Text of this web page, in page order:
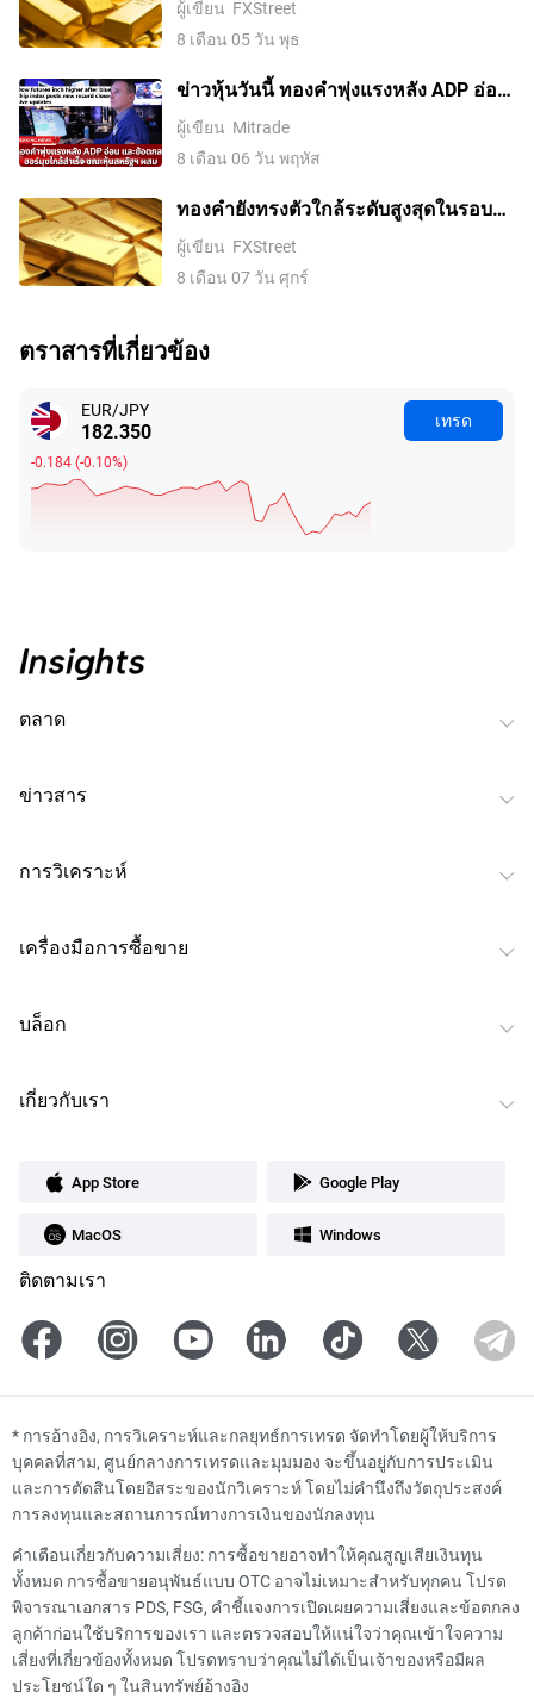
สหรัฐอ่อนค่าลงจากความหวังในข้อตกลง
อิหร่านและการเก็งการขึ้นดอกเบี้ยของ
เฟดที่ลดลง
ผู้เขียน FXStreet
8 เดือน 05 วัน พุธ
ข่าวหุ้นวันนี้ ทองคำพุ่งแรงหลัง ADP อ่อน
และข้อตกลงฮอร์มุซใกล้สำเร็จ ขณะหุ้น
สหรัฐฯ ผสม
ผู้เขียน Mitrade
8 เดือน 06 วัน พฤหัส
ทองคำยังทรงตัวใกล้ระดับสูงสุดในรอบ
เจ็ดสัปดาห์ ตลาดรอดีลช่องแคบฮอร์มุซ
ผู้เขียน FXStreet
8 เดือน 07 วัน ศุกร์
ตราสารที่เกี่ยวข้อง
EUR/JPY
182.350
-0.184(-0.10%)
เทรด
ตลาด
ข่าวสาร
การวิเคราะห์
เครื่องมือการซื้อขาย
บล็อก
เกี่ยวกับเรา
App Store Google Play
MacOS Windows
ติดตามเรา
* การอ้างอิง, การวิเคราะห์และกลยุทธ์การเทรด จัดทำโดยผู้ให้บริการ
บุคคลที่สาม, ศูนย์กลางการเทรดและมุมมอง จะขึ้นอยู่กับการประเมิน
และการตัดสินโดยอิสระของนักวิเคราะห์ โดยไม่คำนึงถึงวัตถุประสงค์
การลงทุนและสถานการณ์ทางการเงินของนักลงทุน
คำเตือนเกี่ยวกับความเสี่ยง: การซื้อขายอาจทำให้คุณสูญเสียเงินทุน
ทั้งหมด การซื้อขายอนุพันธ์แบบ OTC อาจไม่เหมาะสำหรับทุกคน โปรด
พิจารณาเอกสาร PDS, FSG, คำชี้แจงการเปิดเผยความเสี่ยงและข้อตกลง
ลูกค้าก่อนใช้บริการของเรา และตรวจสอบให้แน่ใจว่าคุณเข้าใจความ
เสี่ยงที่เกี่ยวข้องทั้งหมด โปรดทราบว่าคุณไม่ได้เป็นเจ้าของหรือมีผล
ประโยชน์ใด ๆ ในสินทรัพย์อ้างอิง